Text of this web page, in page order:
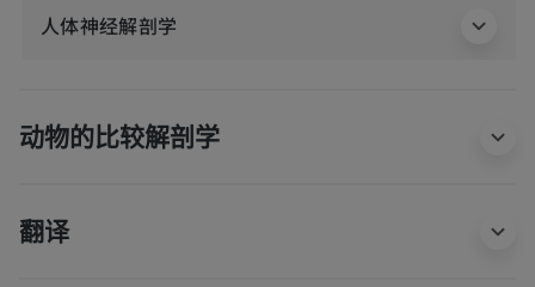
人体神经解剖学
动物的比较解剖学
翻译